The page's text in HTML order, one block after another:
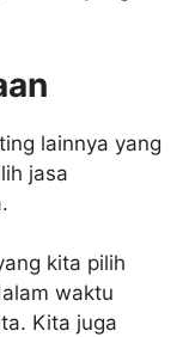
lainnya yang
jasa
kita pilih
waktu
Kita juga